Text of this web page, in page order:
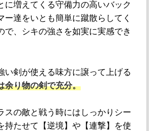
に増えてくる守備力の高いバック
ー達をいとも簡単に蹴散らしてく
で、シキの強さを如実に実感でき
い剣が使える味方に譲って上げる
余り物の剣で充分。
スの敵と戦う時にはしっかりシー
持たせて【逆境】や【連撃】を使